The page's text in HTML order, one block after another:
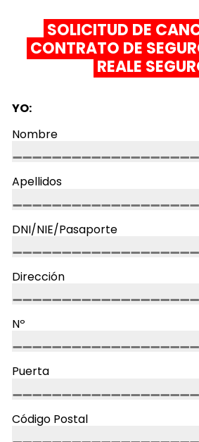
SOLICITUD DE
CONTRATO DE
REALE
YO:
Nombre
Apellidos
DNI/NIE/Pasaporte
Dirección
Nº
Puerta
Código Postal